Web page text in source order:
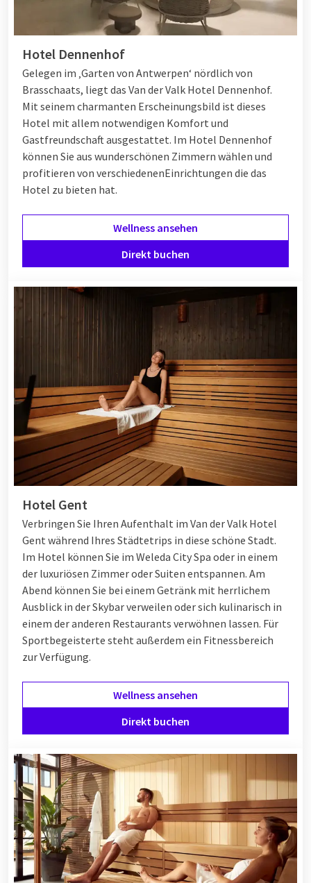
Hotel Dennenhof
Gelegen im ‚Garten von Antwerpen‘ nördlich von
Brasschaats, liegt das Van der Valk Hotel Dennenhof.
Mit seinem charmanten Erscheinungsbild ist dieses
Hotel mit allem notwendigen Komfort und
Gastfreundschaft ausgestattet. Im Hotel Dennenhof
können Sie aus wunderschönen Zimmern wählen und
profitieren von verschiedenenEinrichtungen die das
Hotel zu bieten hat.
Wellness ansehen
Direkt buchen
Hotel Gent
Verbringen Sie Ihren Aufenthalt im Van der Valk Hotel
Gent während Ihres Städtetrips in diese schöne Stadt.
Im Hotel können Sie im Weleda City Spa oder in einem
der luxuriösen Zimmer oder Suiten entspannen. Am
Abend können Sie bei einem Getränk mit herrlichem
Ausblick in der Skybar verweilen oder sich kulinarisch in
einem der anderen Restaurants verwöhnen lassen. Für
Sportbegeisterte steht außerdem ein Fitnessbereich
zur Verfügung.
Wellness ansehen
Direkt buchen